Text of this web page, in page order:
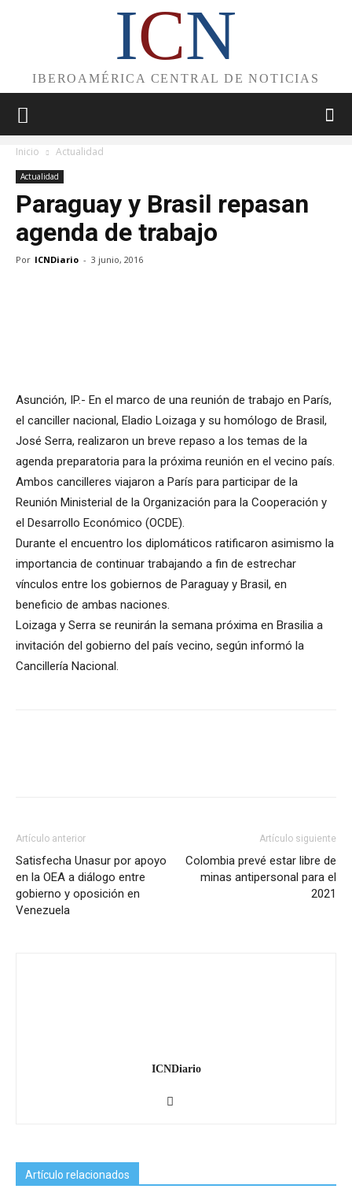
ICN
IBEROAMÉRICA CENTRAL DE NOTICIAS
Inicio Actualidad
Actualidad
Paraguay y Brasil repasan
agenda de trabajo
Por ICNDiario - 3 junio, 2016
Asunción, IP.- En el marco de una reunión de trabajo en París,
el canciller nacional, Eladio Loizaga y su homólogo de Brasil,
José Serra, realizaron un breve repaso a los temas de la
agenda preparatoria para la próxima reunión en el vecino país.
Ambos cancilleres viajaron a París para participar de la
Reunión Ministerial de la Organización para la Cooperación y
el Desarrollo Económico (OCDE).
Durante el encuentro los diplomáticos ratificaron asimismo la
importancia de continuar trabajando a fin de estrechar
vínculos entre los gobiernos de Paraguay y Brasil, en
beneficio de ambas naciones.
Loizaga y Serra se reunirán la semana próxima en Brasilia a
invitación del gobierno del país vecino, según informó la
Cancillería Nacional.
Artículo anterior
Satisfecha Unasur por apoyo
en la OEA a diálogo entre
gobierno y oposición en
Venezuela
Artículo siguiente
Colombia prevé estar libre de
minas antipersonal para el
2021
ICNDiario
Artículo relacionados